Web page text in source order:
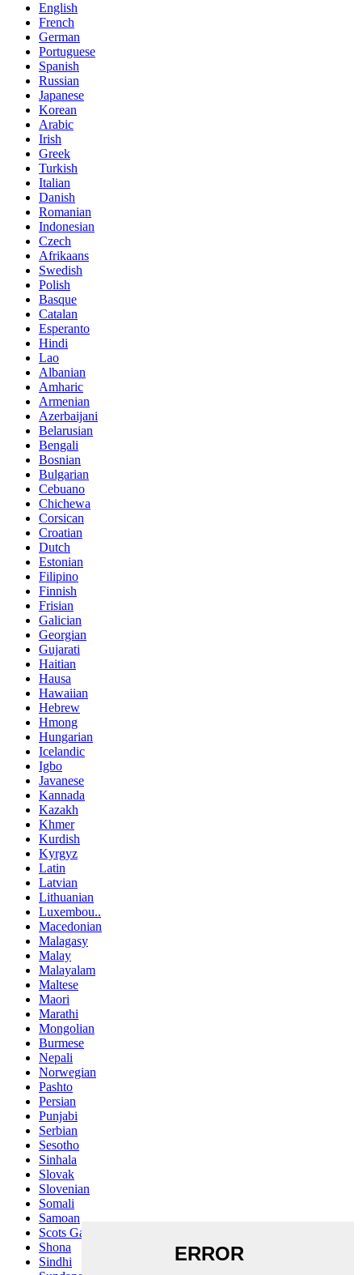
English
French
German
Portuguese
Spanish
Russian
Japanese
Korean
Arabic
Irish
Greek
Turkish
Italian
Danish
Romanian
Indonesian
Czech
Afrikaans
Swedish
Polish
Basque
Catalan
Esperanto
Hindi
Lao
Albanian
Amharic
Armenian
Azerbaijani
Belarusian
Bengali
Bosnian
Bulgarian
Cebuano
Chichewa
Corsican
Croatian
Dutch
Estonian
Filipino
Finnish
Frisian
Galician
Georgian
Gujarati
Haitian
Hausa
Hawaiian
Hebrew
Hmong
Hungarian
Icelandic
Igbo
Javanese
Kannada
Kazakh
Khmer
Kurdish
Kyrgyz
Latin
Latvian
Lithuanian
Luxembou..
Macedonian
Malagasy
Malay
Malayalam
Maltese
Maori
Marathi
Mongolian
Burmese
Nepali
Norwegian
Pashto
Persian
Punjabi
Serbian
Sesotho
Sinhala
Slovak
Slovenian
Somali
Samoan
Scots Gaelic
Shona
Sindhi